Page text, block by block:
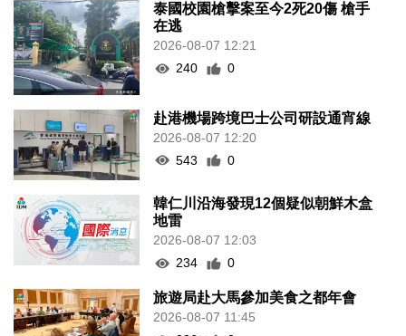
泰國校園槍擊案至今2死20傷 槍手
在逃
2026-08-07 12:21
240
0
赴港機場跨境巴士公司研設通宵線
2026-08-07 12:20
543
0
韓仁川沿海發現12個疑似朝鮮木盒
地雷
2026-08-07 12:03
234
0
旅遊局赴大馬參加美食之都年會
2026-08-07 11:45